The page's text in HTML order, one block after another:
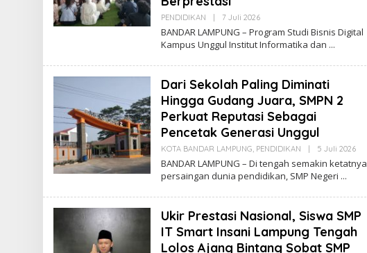
PENDIDIKAN 7 Juli 2026O
E
H
E
A
K
S
I
BANDAR LAMPUNG – Program Studi Bisnis Digital
Kampus Unggul Institut Informatika dan
Dari Sekolah Paling Diminati
Hingga Gudang Juara, SMPN 2
Perkuat Reputasi Sebagai
Pencetak Generasi Unggul
KOTA BANDAR LAMPUNG, PENDIDIKAN 5 Juli 2026O
E
E
A
S
BANDAR LAMPUNG – Di tengah semakin ketatnya
persaingan dunia pendidikan, SMP Negeri
Ukir Prestasi Nasional, Siswa SMP
IT Smart Insani Lampung Tengah
Lolos Ajang Bintang Sobat SMP